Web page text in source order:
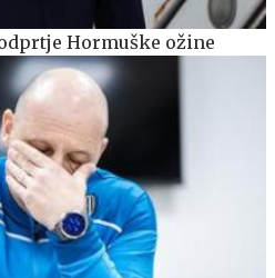
Hormuške ožine